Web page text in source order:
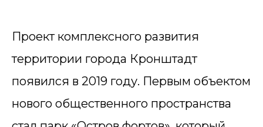
Проект комплексного развития
территории города Кронштадт
появился в 2019 году. Первым объектом
нового общественного пространства